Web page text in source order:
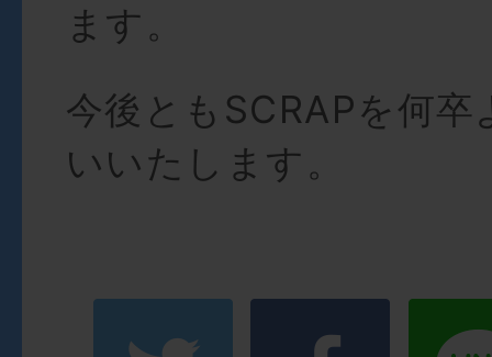
ます。
今後ともSCRAPを何卒
いいたします。